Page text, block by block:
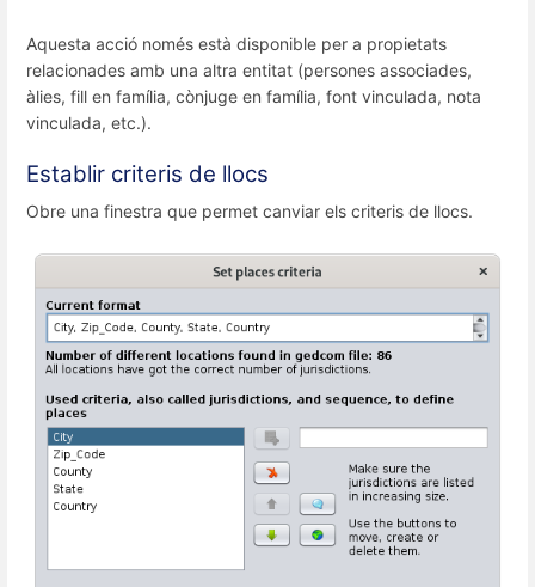
Aquesta acció només està disponible per a propietats
relacionades amb una altra entitat (persones associades,
àlies, fill en família, cònjuge en família, font vinculada, nota
vinculada, etc.).
Establir criteris de llocs
Obre una finestra que permet canviar els criteris de llocs.